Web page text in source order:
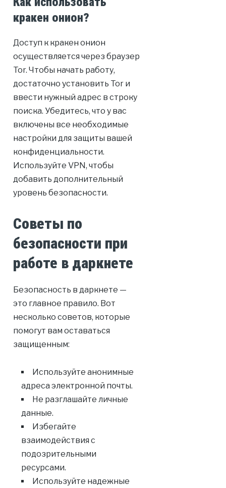
кракен онион?
Доступ к кракен онион
осуществляется через браузер
Tor. Чтобы начать работу,
достаточно установить Tor и
ввести нужный адрес в строку
поиска. Убедитесь, что у вас
включены все необходимые
настройки для защиты вашей
конфиденциальности.
Используйте VPN, чтобы
добавить дополнительный
уровень безопасности.
Советы по
безопасности при
работе в даркнете
Безопасность в даркнете —
это главное правило. Вот
несколько советов, которые
помогут вам оставаться
защищенным:
Используйте анонимные
адреса электронной почты.
Не разглашайте личные
данные.
Избегайте
взаимодействия с
подозрительными
ресурсами.
Используйте надежные